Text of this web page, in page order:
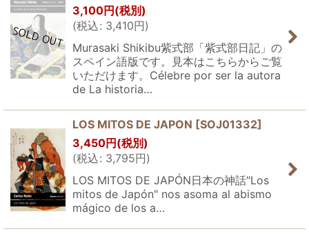
3,100円 (税別)
(税込: 3,410円)
Murasaki Shikibu紫式部「紫式部日記」の
スペイン語版です。見本はこちらからご覧
いただけます。Célebre por ser la autora
de La historia…
LOS MITOS DE JAPON [SOJ01332]
3,450円 (税別)
(税込: 3,795円)
LOS MITOS DE JAPÓN日本の神話"Los
mitos de Japón" nos asoma al abismo
mágico de los a…